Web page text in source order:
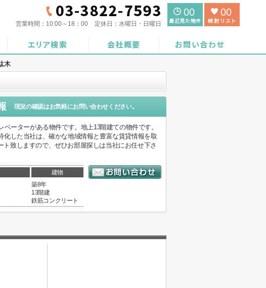
営業時間： 10:00～18：00 定休日： 水曜日・日曜日
00 00
木
現況の確認はお気軽にお問い合わせください。
ーターがある物件です。地上13階建ての物件です。
した当社は、確かな地域情報と豊富な賃貸情報を取
致しますので、ぜひお部屋探しは当社にお任せ下さ
建物
築8年
13階建
鉄筋コンクリート